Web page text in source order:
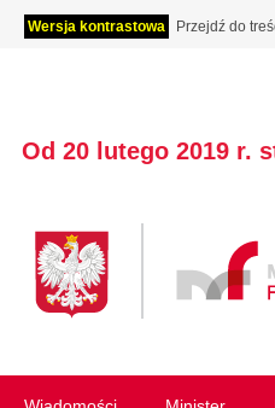
Wersja kontrastowa Przejdź do
Od 20 lutego 2019 r.